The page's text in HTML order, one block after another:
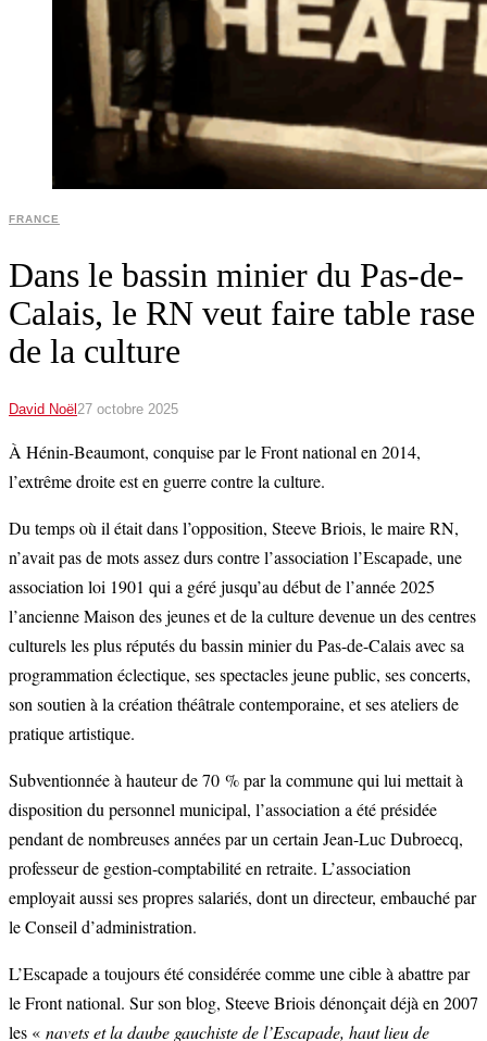
FRANCE
Dans le bassin minier du Pas-de-
Calais, le RN veut faire table rase
de la culture
David Noël 27 octobre 2025
À Hénin-Beaumont, conquise par le Front national en 2014,
l’extrême droite est en guerre contre la culture.
Du temps où il était dans l’opposition, Steeve Briois, le maire RN,
n’avait pas de mots assez durs contre l’association l’Escapade, une
association loi 1901 qui a géré jusqu’au début de l’année 2025
l’ancienne Maison des jeunes et de la culture devenue un des centres
culturels les plus réputés du bassin minier du Pas-de-Calais avec sa
programmation éclectique, ses spectacles jeune public, ses concerts,
son soutien à la création théâtrale contemporaine, et ses ateliers de
pratique artistique.
Subventionnée à hauteur de 70 % par la commune qui lui mettait à
disposition du personnel municipal, l’association a été présidée
pendant de nombreuses années par un certain Jean-Luc Dubroecq,
professeur de gestion-comptabilité en retraite. L’association
employait aussi ses propres salariés, dont un directeur, embauché par
le Conseil d’administration.
L’Escapade a toujours été considérée comme une cible à abattre par
le Front national. Sur son blog, Steeve Briois dénonçait déjà en 2007
les « navets et la daube gauchiste de l’Escapade, haut lieu de